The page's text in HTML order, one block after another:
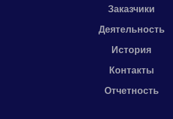
Заказчики
Деятельность
История
Контакты
Отчетность